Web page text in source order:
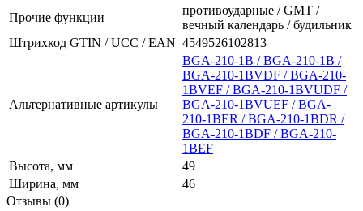
Прочие функции
противоударные / GMT /
вечный календарь / будильник
Штрихкод GTIN / UCC / EAN 4549526102813
Альтернативные артикулы
BGA-210-1B / BGA-210-1B /
BGA-210-1BVDF / BGA-210-
1BVEF / BGA-210-1BVUDF /
BGA-210-1BVUEF / BGA-
210-1BER / BGA-210-1BDR /
BGA-210-1BDF / BGA-210-
1BEF
Высота, мм
49
Ширина, мм
46
Отзывы (0)